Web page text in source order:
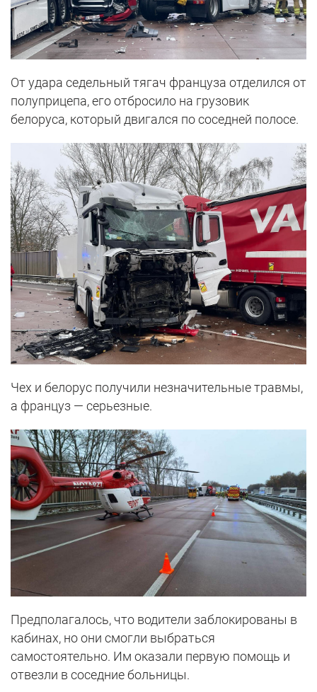
От удара седельный тягач француза отделился от
полуприцепа, его отбросило на грузовик
белоруса, который двигался по соседней полосе.
Чех и белорус получили незначительные травмы,
а француз — серьезные.
Предполагалось, что водители заблокированы в
кабинах, но они смогли выбраться
самостоятельно. Им оказали первую помощь и
отвезли в соседние больницы.